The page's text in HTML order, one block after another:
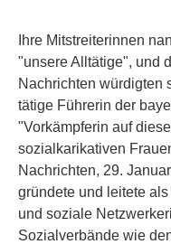
Ihre Mitstreiterinnen
"unsere Alltätige", und
Nachrichten würdigten
tätige Führerin der
"Vorkämpferin auf
sozialkarikativen
Nachrichten, 29.
gründete und leitete
und soziale
Sozialverbände wie